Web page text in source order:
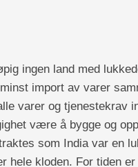
ingen land med
import av varer
varer og tjenestekrav
være å bygge og
som India var en
hele kloden. For tiden